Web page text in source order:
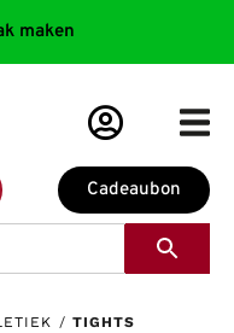
maken
Cadeaubon
/ TIGHTS